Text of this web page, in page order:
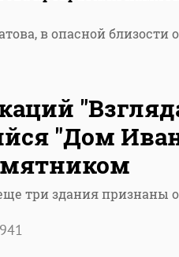
в опасной близости
"Дом
три здания признаны